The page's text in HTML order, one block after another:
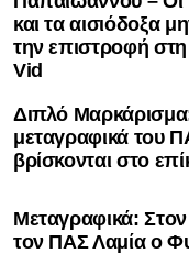
και τα αισιόδοξα
την επιστροφή
Vid
Διπλό Μαρκάρισμα:
μεταγραφικά του
βρίσκονται στο
Μεταγραφικά:
τον ΠΑΣ Λαμία ο